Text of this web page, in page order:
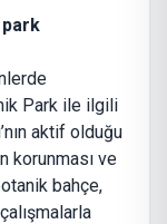
Park ile ilgili
aktif olduğu
korunması ve
bahçe,